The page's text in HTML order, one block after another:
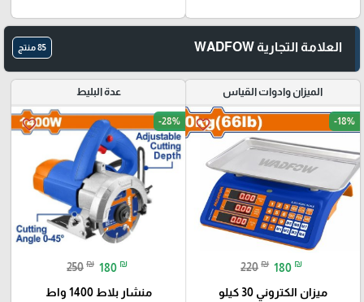
العلامة التجارية WADFOW 85 منتج
الميزان وادوات القياس
favorite_border -18%
220 ₪ 180 ₪
ميزان الكتروني 30 كيلو
عدة البليط
favorite_border -28%
250 ₪ 180 ₪
منشار بلاط 1400 واط